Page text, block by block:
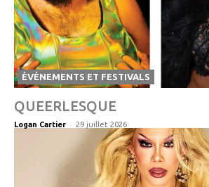
ÉVÉNEMENTS ET FESTIVALS
QUEERLESQUE
Logan Cartier - 29 juillet 2026